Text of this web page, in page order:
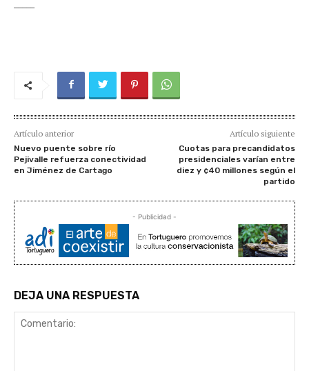
Artículo anterior
Nuevo puente sobre río
Pejivalle refuerza conectividad
en Jiménez de Cartago
Artículo siguiente
Cuotas para precandidatos
presidenciales varían entre
diez y ¢40 millones según el
partido
- Publicidad -
DEJA UNA RESPUESTA